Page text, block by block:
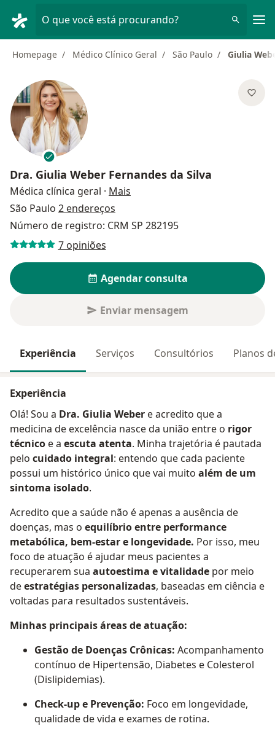
O que você está procurando?
Homepage Médico Clínico Geral São Paulo Giulia
Dra. Giulia Weber Fernandes da Silva
Médica clínica geral · Mais
São Paulo 2 endereços
Número de registro: CRM SP 282195
7 opiniões
Agendar consulta
Enviar mensagem
Experiência Serviços Consultórios Planos
Experiência
Olá! Sou a Dra. Giulia Weber e acredito que a
medicina de excelência nasce da união entre o rigor
técnico e a escuta atenta. Minha trajetória é pautada
pelo cuidado integral: entendo que cada paciente
possui um histórico único que vai muito além de um
sintoma isolado.
​Acredito que a saúde não é apenas a ausência de
doenças, mas o equilíbrio entre performance
metabólica, bem-estar e longevidade. Por isso, meu
foco de atuação é ajudar meus pacientes a
recuperarem sua autoestima e vitalidade por meio
deestratégias personalizadas, baseadas em ciência e
voltadas para resultados sustentáveis.
Minhas principais áreas de atuação:
Gestão de Doenças Crônicas: Acompanhamento
contínuo de Hipertensão, Diabetes e Colesterol
(Dislipidemias).
Check-up e Prevenção: Foco em longevidade,
qualidade de vida e exames de rotina.